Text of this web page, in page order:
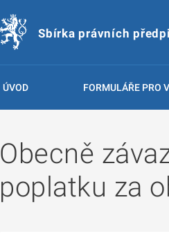
Sbírka právních
ÚVOD FORMULÁŘE PRO
Obecně
poplatku za